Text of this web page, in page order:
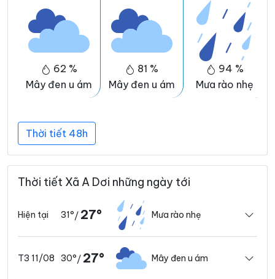
62 %
Mây đen u ám
81 %
Mây đen u ám
94 %
Mưa rào nhẹ
Thời tiết 48h
Thời tiết Xã A Dơi những ngày tới
Hiện tại 31°/ 27° Mưa rào nhẹ
T3 11/08 30°/ 27° Mây đen u ám